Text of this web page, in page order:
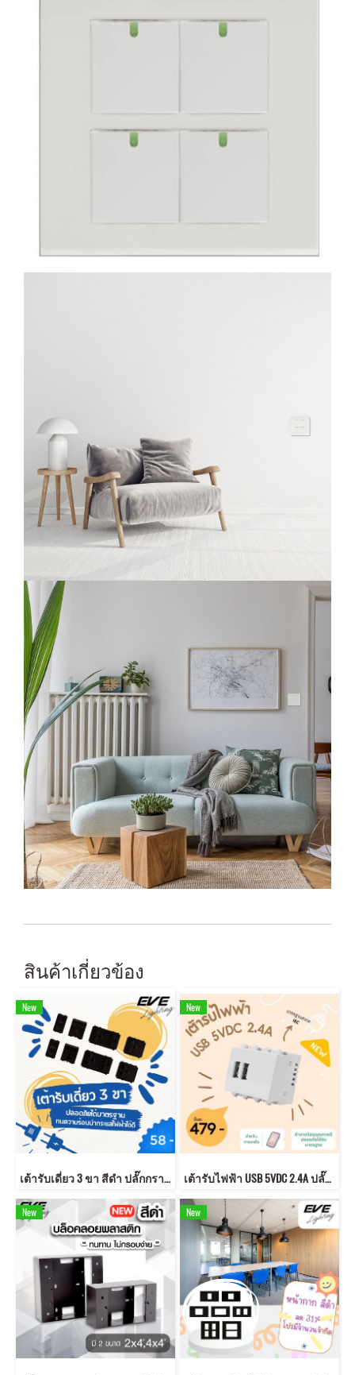
สินค้าเกี่ยวข้อง
New
เต้ารับเดี่ยว 3 ขา สีดำ ปลั๊กกราวด์คู่ ได้มาตรฐาน มอก.
New
เต้ารับไฟฟ้า USB 5VDC 2.4A ปลั๊ก USB เต้ารับ USB
New New